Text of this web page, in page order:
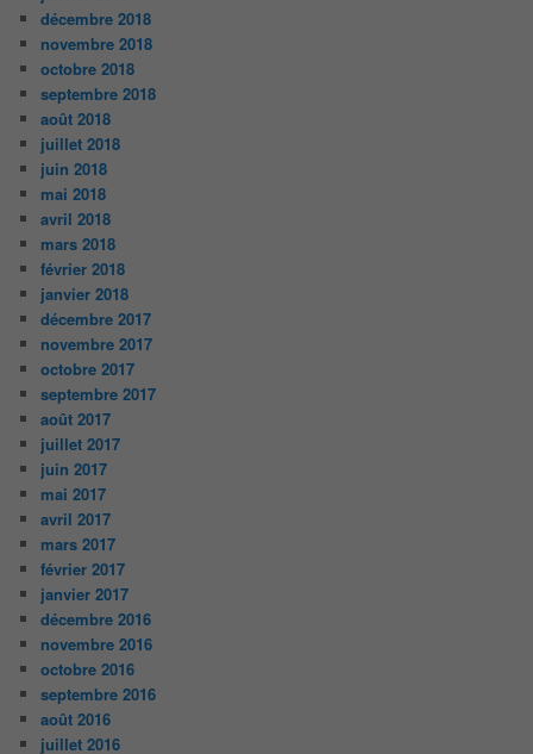
décembre 2018
novembre 2018
octobre 2018
septembre 2018
août 2018
juillet 2018
juin 2018
mai 2018
avril 2018
mars 2018
février 2018
janvier 2018
décembre 2017
novembre 2017
octobre 2017
septembre 2017
août 2017
juillet 2017
juin 2017
mai 2017
avril 2017
mars 2017
février 2017
janvier 2017
décembre 2016
novembre 2016
octobre 2016
septembre 2016
août 2016
juillet 2016